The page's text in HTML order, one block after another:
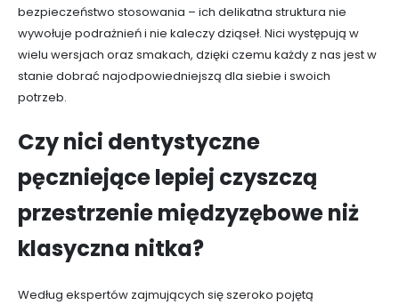
bezpieczeństwo stosowania – ich delikatna struktura nie
wywołuje podrażnień i nie kaleczy dziąseł. Nici występują w
wielu wersjach oraz smakach, dzięki czemu każdy z nas jest w
stanie dobrać najodpowiedniejszą dla siebie i swoich
potrzeb.
Czy nici dentystyczne
pęczniejące lepiej czyszczą
przestrzenie międzyzębowe niż
klasyczna nitka?
Według ekspertów zajmujących się szeroko pojętą